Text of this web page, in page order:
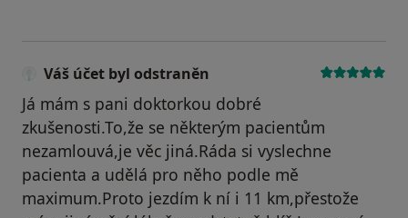
Váš účet byl odstraněn
Já mám s pani doktorkou dobré
zkušenosti.To,že se některým pacientům
nezamlouvá,je věc jiná.Ráda si vyslechne
pacienta a udělá pro něho podle mě
maximum.Proto jezdím k ní i 11 km,přestože